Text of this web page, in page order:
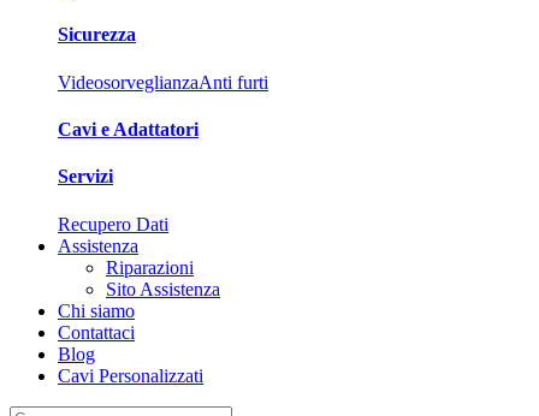
Sicurezza
VideosorveglianzaAnti furti
Cavi e Adattatori
Servizi
Recupero Dati
Assistenza
Riparazioni
Sito Assistenza
Chi siamo
Contattaci
Blog
Cavi Personalizzati